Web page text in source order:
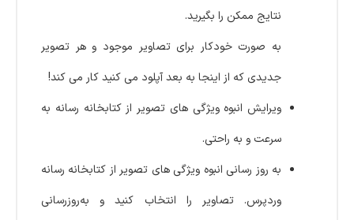
نتایج ممکن را بگیرید.
به صورت خودکار برای تصاویر موجود و هر تصویر
جدیدی که از اینجا به بعد آپلود می کنید کار می کند!
ویرایش انبوه ویژگی های تصویر از کتابخانه رسانه به
سرعت و به راحتی.
به روز رسانی انبوه ویژگی های تصویر از کتابخانه رسانه
وردپرس. تصاویر را انتخاب کنید و به‌روزرسانی